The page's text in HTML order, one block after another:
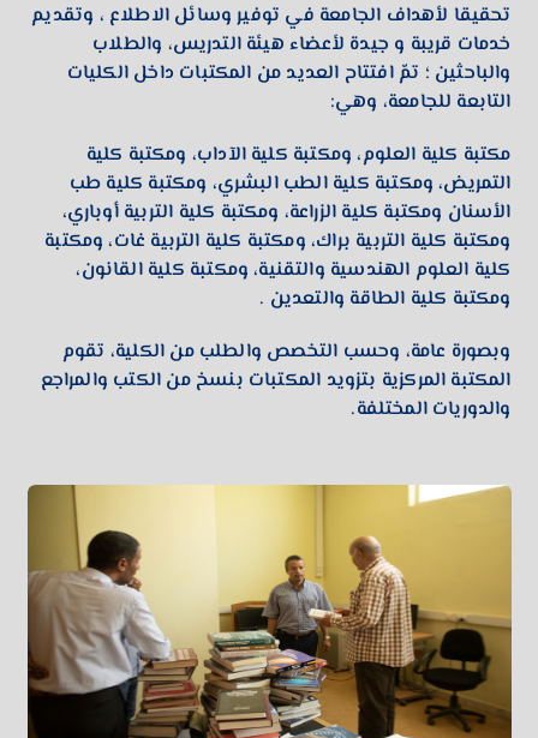
تحقيقا لأهداف الجامعة في توفير وسائل الاطلاع ، وتقديم
خدمات قريبة و جيدة لأعضاء هيئة التدريس، والطلاب
والباحثين ؛ تمّ افتتاح العديد من المكتبات داخل الكليات
التابعة للجامعة، وهي:
مكتبة كلية العلوم، ومكتبة كلية الآداب، ومكتبة كلية
التمريض، ومكتبة كلية الطب البشري، ومكتبة كلية طب
الأسنان ومكتبة كلية الزراعة، ومكتبة كلية التربية أوباري،
ومكتبة كلية التربية براك، ومكتبة كلية التربية غات، ومكتبة
كلية العلوم الهندسية والتقنية، ومكتبة كلية القانون،
ومكتبة كلية الطاقة والتعدين .
وبصورة عامة، وحسب التخصص والطلب من الكلية، تقوم
المكتبة المركزية بتزويد المكتبات بنسخ من الكتب والمراجع
والدوريات المختلفة.